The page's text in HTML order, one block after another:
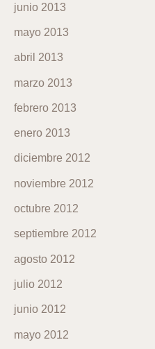
junio 2013
mayo 2013
abril 2013
marzo 2013
febrero 2013
enero 2013
diciembre 2012
noviembre 2012
octubre 2012
septiembre 2012
agosto 2012
julio 2012
junio 2012
mayo 2012